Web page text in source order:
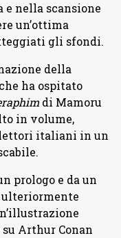
e nella scansione
un’ottima
gli sfondi.
della
ha ospitato
di Mamoru
in volume,
italiani in un
prologo e da un
ulteriormente
Arthur Conan